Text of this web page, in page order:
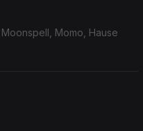
Momo, Hause